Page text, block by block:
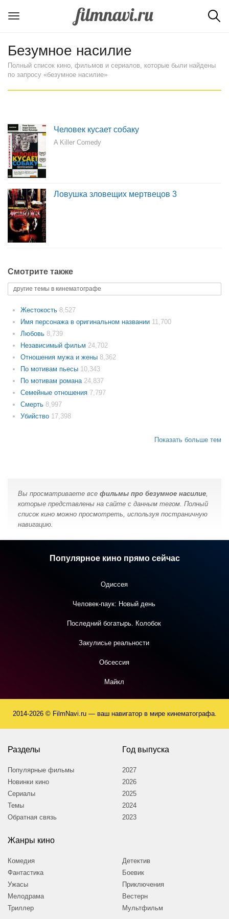
Безумное насилие
Полный список кино, фильмов и сериалов, которые были найдены
по запросу «безумное насилие»
Человек кусает собаку
A Killer Comedy
Ловушка зловещих мертвецов 3
Смотрите также
другие темы в кинематографе
Жестокость 8,527
Имя персонажа в оригинальном названии 11,700
Любовь 8,739
Независимый фильм 24,702
Отношения мужа и жены 8,362
По мотивам пьесы 10,343
По мотивам романа 24,837
Семейные отношения 7,797
Смерть 8,997
Убийство 17,398
Показать больше тем
Вы просматриваете все фильмы про безумное насилие,
которые представлены на сайте с данным тегом. Полный
список кино можно просмотреть, используя постраничную
навигацию.
Популярное кино прямо сейчас
Одиссея
Человек-паук: Новый день
Последний богатырь. Колобок
Закулисье реальности
Обсессия
Майкл
2014-2026 © FilmNavi.ru — ваш навигатор в мире кинематографа.
Разделы
Популярные фильмы
Новинки кино
Сериалы
Темы
Обратная связь
Год выпуска
2027
2026
2025
2024
2023
Жанры кино
Комедия
Фантастика
Ужасы
Мелодрама
Триллер
Детектив
Боевик
Приключения
Вестерн
Мультфильм